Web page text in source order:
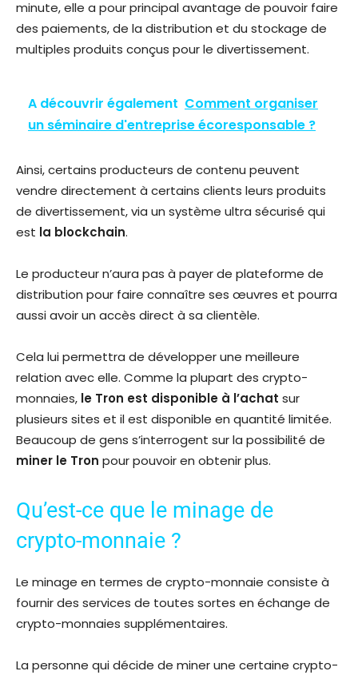
minute, elle a pour principal avantage de pouvoir faire
des paiements, de la distribution et du stockage de
multiples produits conçus pour le divertissement.
A découvrir également Comment organiser
un séminaire d'entreprise écoresponsable ?
Ainsi, certains producteurs de contenu peuvent
vendre directement à certains clients leurs produits
de divertissement, via un système ultra sécurisé qui
est la blockchain.
Le producteur n’aura pas à payer de plateforme de
distribution pour faire connaître ses œuvres et pourra
aussi avoir un accès direct à sa clientèle.
Cela lui permettra de développer une meilleure
relation avec elle. Comme la plupart des crypto-
monnaies, le Tron est disponible à l’achat sur
plusieurs sites et il est disponible en quantité limitée.
Beaucoup de gens s’interrogent sur la possibilité de
miner le Tron pour pouvoir en obtenir plus.
Qu’est-ce que le minage de
crypto-monnaie ?
Le minage en termes de crypto-monnaie consiste à
fournir des services de toutes sortes en échange de
crypto-monnaies supplémentaires.
La personne qui décide de miner une certaine crypto-